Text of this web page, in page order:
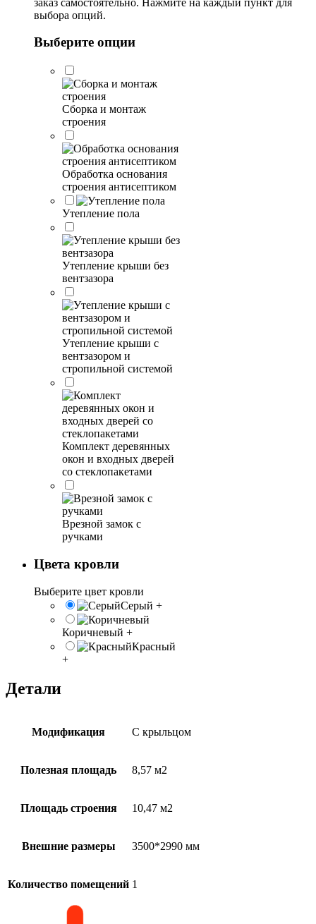
выбора опций.
Выберите опции
Сборка и монтаж
строения
Обработка основания
строения антисептиком
Утепление пола
Утепление крыши без
вентзазора
Утепление крыши с
вентзазором и
стропильной системой
Комплект деревянных
окон и входных дверей
со стеклопакетами
Врезной замок с
ручками
Цвета кровли
Выберите цвет кровли
Серый +
Коричневый +
Красный
+
Детали
Модификация С крыльцом
Полезная площадь 8,57 м2
Площадь строения 10,47 м2
Внешние размеры 3500*2990 мм
Количество помещений 1